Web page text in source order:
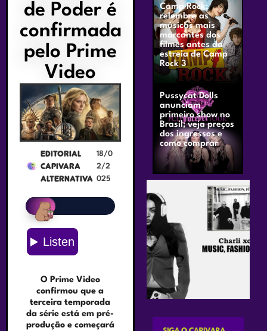
de Poder é
confirmada
pelo Prime
Video
Editorial
Capivara
Alternativa
18/0
2/2
025
O Prime Video
confirmou que a
terceira temporada
da série está em pré-
produção e começará
Camp Rock:
relembre as
músicas mais
marcantes dos
filmes antes da
estreia de Camp
Rock 3
Pussycat Dolls
anunciam
primeiro show no
Brasil; veja preços
dos ingressos e
como comprar